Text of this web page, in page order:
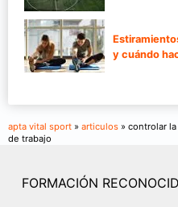
y cuándo
apta vital sport » articulos » controlar
de trabajo
FORMACIÓN